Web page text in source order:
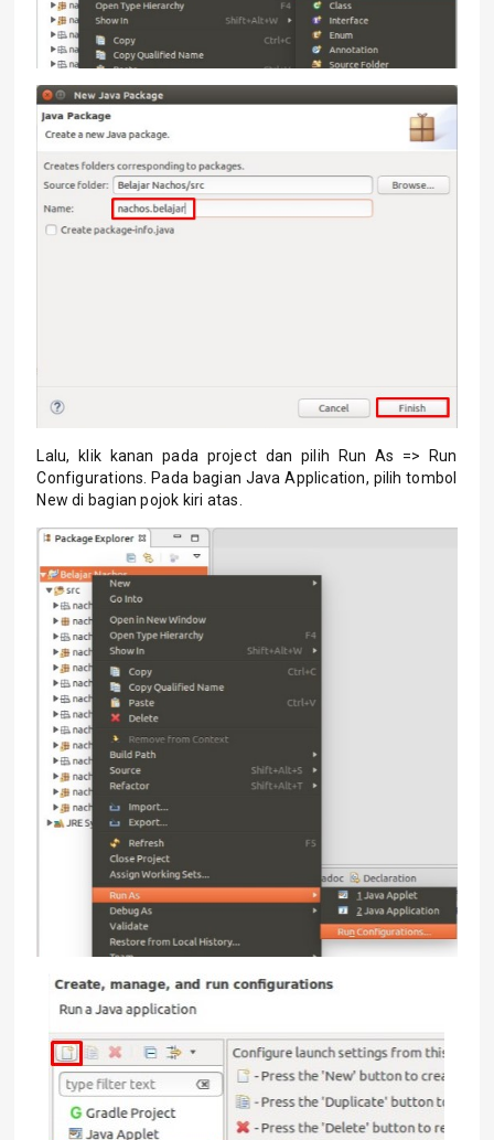
Lalu, klik kanan pada project dan pilih Run As => Run
Configurations. Pada bagian Java Application, pilih tombol
New di bagian pojok kiri atas.